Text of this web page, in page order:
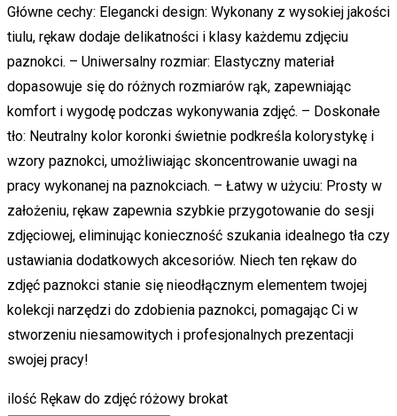
Główne cechy: Elegancki design: Wykonany z wysokiej jakości
tiulu, rękaw dodaje delikatności i klasy każdemu zdjęciu
paznokci. – Uniwersalny rozmiar: Elastyczny materiał
dopasowuje się do różnych rozmiarów rąk, zapewniając
komfort i wygodę podczas wykonywania zdjęć. – Doskonałe
tło: Neutralny kolor koronki świetnie podkreśla kolorystykę i
wzory paznokci, umożliwiając skoncentrowanie uwagi na
pracy wykonanej na paznokciach. – Łatwy w użyciu: Prosty w
założeniu, rękaw zapewnia szybkie przygotowanie do sesji
zdjęciowej, eliminując konieczność szukania idealnego tła czy
ustawiania dodatkowych akcesoriów. Niech ten rękaw do
zdjęć paznokci stanie się nieodłącznym elementem twojej
kolekcji narzędzi do zdobienia paznokci, pomagając Ci w
stworzeniu niesamowitych i profesjonalnych prezentacji
swojej pracy!
ilość Rękaw do zdjęć różowy brokat